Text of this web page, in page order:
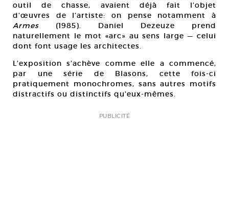
outil de chasse, avaient déjà fait l’objet
d’œuvres de l’artiste: on pense notamment à
Armes (1985). Daniel Dezeuze prend
naturellement le mot «arc» au sens large — celui
dont font usage les architectes.
L’exposition s’achève comme elle a commencé,
par une série de Blasons, cette fois-ci
pratiquement monochromes, sans autres motifs
distractifs ou distinctifs qu’eux-mêmes.
PUBLICITÉ